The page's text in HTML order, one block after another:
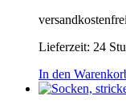
versandkostenfrei
Lieferzeit: 24
In den